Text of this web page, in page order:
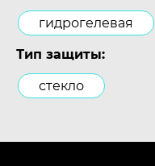
гидрогелевая
Тип защиты:
стекло